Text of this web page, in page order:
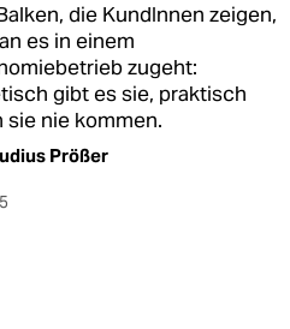
die KundInnen zeigen,
es in einem
zugeht:
gibt es sie, praktisch
sie nie kommen.
Prößer